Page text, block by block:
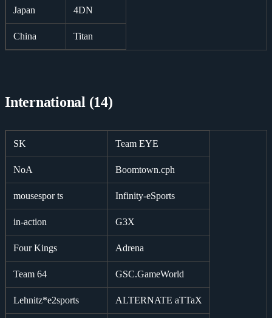
Japan 4DN
China Titan
International (14)
SK Team EYE
NoA Boomtown.cph
mousespor ts Infinity-eSports
in-action G3X
Four Kings Adrena
Team 64 GSC.GameWorld
Lehnitz*e2sports ALTERNATE aTTaX